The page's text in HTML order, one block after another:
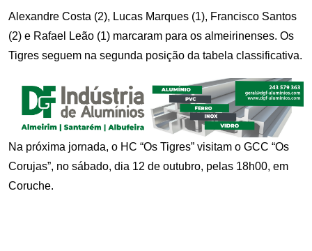
Alexandre Costa (2), Lucas Marques (1), Francisco Santos
(2) e Rafael Leão (1) marcaram para os almeirinenses. Os
Tigres seguem na segunda posição da tabela classificativa.
Na próxima jornada, o HC “Os Tigres” visitam o GCC “Os
Corujas”, no sábado, dia 12 de outubro, pelas 18h00, em
Coruche.